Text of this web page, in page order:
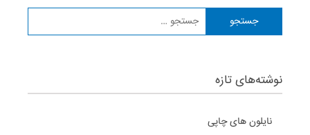
نوشته‌های تازه
نایلون های چاپی